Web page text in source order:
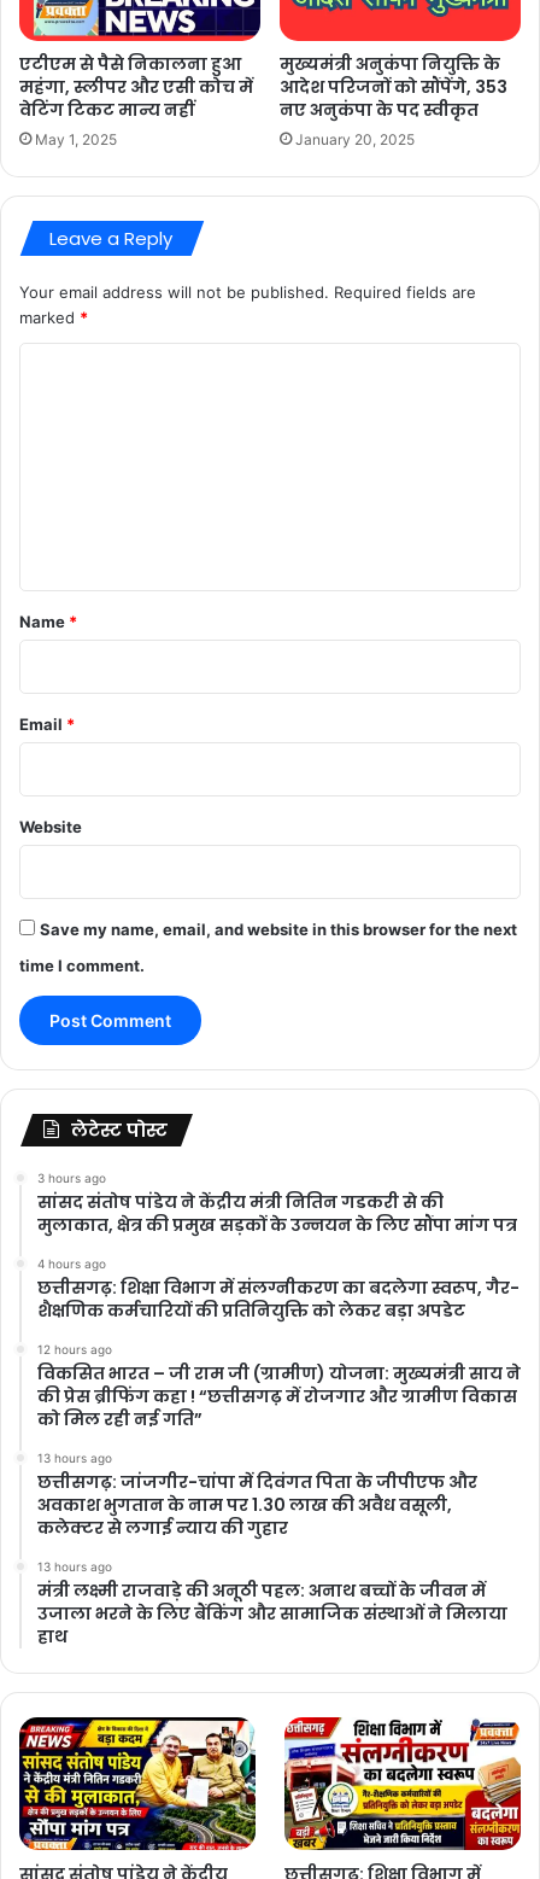
एटीएम से पैसे निकालना हुआ
महंगा, स्लीपर और एसी कोच में
वेटिंग टिकट मान्य नहीं
May 1, 2025
मुख्यमंत्री अनुकंपा नियुक्ति के
आदेश परिजनों को सौंपेंगे, 353
नए अनुकंपा के पद स्वीकृत
January 20, 2025
Leave a Reply
Your email address will not be published. Required fields are
marked *
*
Name *
Email *
Website
Save my name, email, and website in this browser for the next
time I comment.
लेटेस्ट पोस्ट
3 hours ago
सांसद संतोष पांडेय ने केंद्रीय मंत्री नितिन गडकरी से की
मुलाकात, क्षेत्र की प्रमुख सड़कों के उन्नयन के लिए सौंपा मांग पत्र
4 hours ago
छत्तीसगढ़: शिक्षा विभाग में संलग्नीकरण का बदलेगा स्वरूप, गैर-
शैक्षणिक कर्मचारियों की प्रतिनियुक्ति को लेकर बड़ा अपडेट
12 hours ago
विकसित भारत – जी राम जी (ग्रामीण) योजना: मुख्यमंत्री साय ने
की प्रेस ब्रीफिंग कहा ! “छत्तीसगढ़ में रोजगार और ग्रामीण विकास
को मिल रही नई गति”
13 hours ago
छत्तीसगढ़: जांजगीर-चांपा में दिवंगत पिता के जीपीएफ और
अवकाश भुगतान के नाम पर 1.30 लाख की अवैध वसूली,
कलेक्टर से लगाई न्याय की गुहार
13 hours ago
मंत्री लक्ष्मी राजवाड़े की अनूठी पहल: अनाथ बच्चों के जीवन में
उजाला भरने के लिए बैंकिंग और सामाजिक संस्थाओं ने मिलाया
हाथ